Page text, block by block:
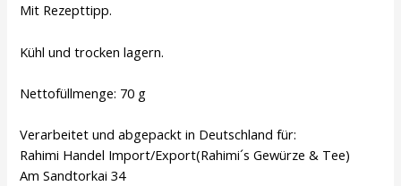
Mit Rezepttipp.
Kühl und trocken lagern.
Nettofüllmenge: 70 g
Verarbeitet und abgepackt in Deutschland für:
Rahimi Handel Import/Export(Rahimi´s Gewürze & Tee)
Am Sandtorkai 34